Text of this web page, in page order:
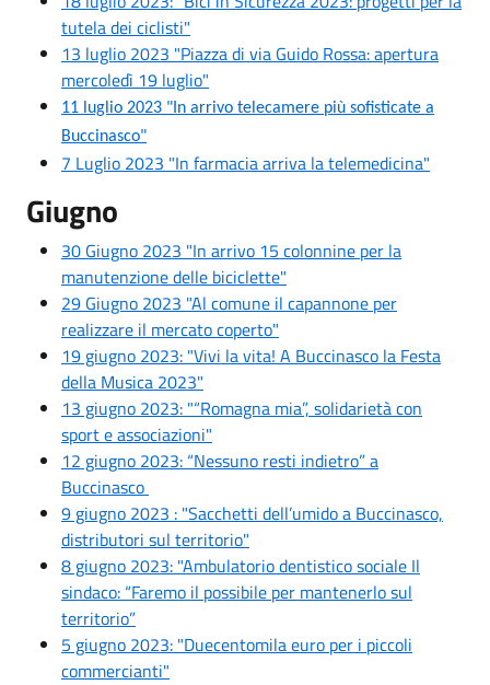
tutela dei ciclisti"
13 luglio 2023 "Piazza di via Guido Rossa: apertura
mercoledì 19 luglio"
11 luglio 2023 "In arrivo telecamere più sofisticate a
Buccinasco"
7 Luglio 2023 "In farmacia arriva la telemedicina"
Giugno
30 Giugno 2023 "In arrivo 15 colonnine per la
manutenzione delle biciclette"
29 Giugno 2023 "Al comune il capannone per
realizzare il mercato coperto"
19 giugno 2023: "Vivi la vita! A Buccinasco la Festa
della Musica 2023"
13 giugno 2023: "“Romagna mia”, solidarietà con
sport e associazioni"
12 giugno 2023: “Nessuno resti indietro” a
Buccinasco
9 giugno 2023 : "Sacchetti dell’umido a Buccinasco,
distributori sul territorio"
8 giugno 2023: "Ambulatorio dentistico sociale Il
sindaco: “Faremo il possibile per mantenerlo sul
territorio”
5 giugno 2023: "Duecentomila euro per i piccoli
commercianti"